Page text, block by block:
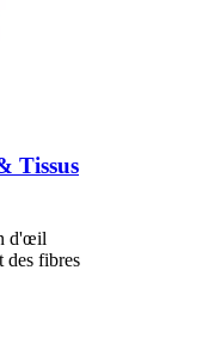
Tissus
d'œil
des fibres